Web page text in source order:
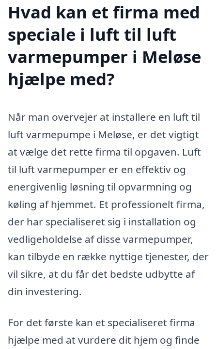
Hvad kan et firma med
speciale i luft til luft
varmepumper i Meløse
hjælpe med?
Når man overvejer at installere en luft til
luft varmepumpe i Meløse, er det vigtigt
at vælge det rette firma til opgaven. Luft
til luft varmepumper er en effektiv og
energivenlig løsning til opvarmning og
køling af hjemmet. Et professionelt firma,
der har specialiseret sig i installation og
vedligeholdelse af disse varmepumper,
kan tilbyde en række nyttige tjenester, der
vil sikre, at du får det bedste udbytte af
din investering.
For det første kan et specialiseret firma
hjælpe med at vurdere dit hjem og finde